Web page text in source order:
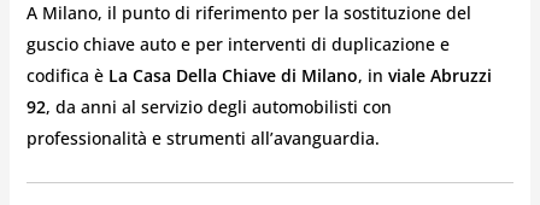
A Milano, il punto di riferimento per la sostituzione del
guscio chiave auto e per interventi di duplicazione e
codifica è La Casa Della Chiave di Milano, in viale Abruzzi
92, da anni al servizio degli automobilisti con
professionalità e strumenti all’avanguardia.